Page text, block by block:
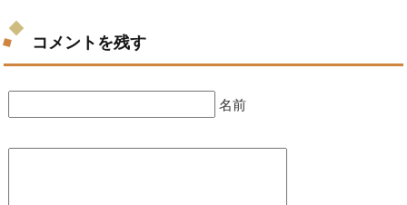
コメントを残す
名前